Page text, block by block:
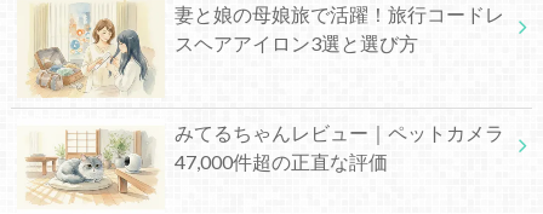
妻と娘の母娘旅で活躍！旅行コードレ
スヘアアイロン3選と選び方
みてるちゃんレビュー｜ペットカメラ
47,000件超の正直な評価